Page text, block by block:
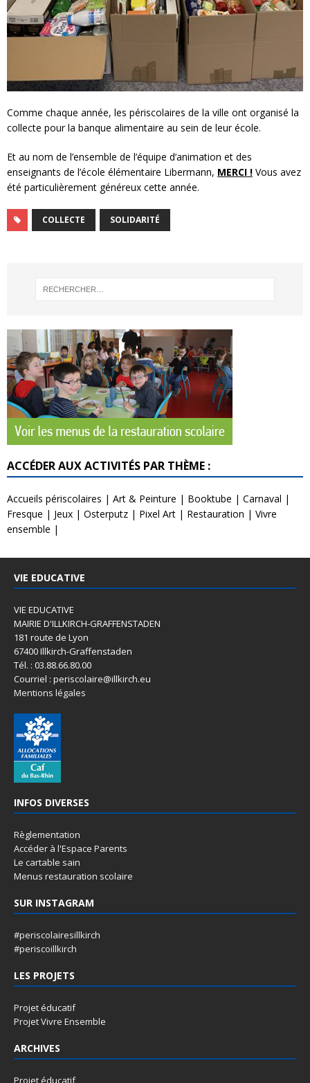
Comme chaque année, les périscolaires de la ville ont organisé la
collecte pour la banque alimentaire au sein de leur école.
Et au nom de l’ensemble de l’équipe d’animation et des
enseignants de l’école élémentaire Libermann, MERCI ! Vous avez
été particulièrement généreux cette année.
COLLECTE SOLIDARITÉ
ACCÉDER AUX ACTIVITÉS PAR THÈME :
Accueils périscolaires | Art & Peinture | Booktube | Carnaval |
Fresque | Jeux | Osterputz | Pixel Art | Restauration | Vivre
ensemble |
VIE EDUCATIVE
VIE EDUCATIVE
MAIRIE D'ILLKIRCH-GRAFFENSTADEN
181 route de Lyon
67400 Illkirch-Graffenstaden
Tél. : 03.88.66.80.00
Courriel : periscolaire@illkirch.eu
Mentions légales
INFOS DIVERSES
Règlementation
Accéder à l'Espace Parents
Le cartable sain
Menus restauration scolaire
SUR INSTAGRAM
#periscolairesillkirch
#periscoillkirch
LES PROJETS
Projet éducatif
Projet Vivre Ensemble
ARCHIVES